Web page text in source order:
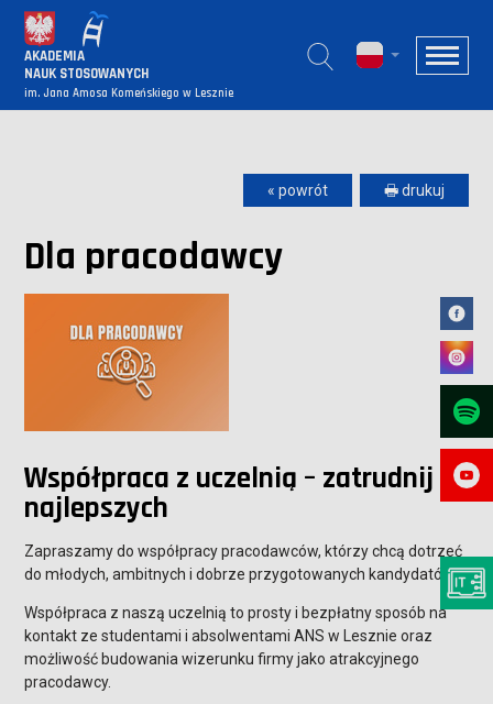
AKADEMIA
NAUK STOSOWANYCH
im. Jana Amosa Komeńskiego w Lesznie
« powrót 🖶 drukuj
Dla pracodawcy
Współpraca z uczelnią – zatrudnij
najlepszych
Zapraszamy do współpracy pracodawców, którzy chcą dotrzeć
do młodych, ambitnych i dobrze przygotowanych kandydatów.
Współpraca z naszą uczelnią to prosty i bezpłatny sposób na
kontakt ze studentami i absolwentami ANS w Lesznie oraz
możliwość budowania wizerunku firmy jako atrakcyjnego
pracodawcy.